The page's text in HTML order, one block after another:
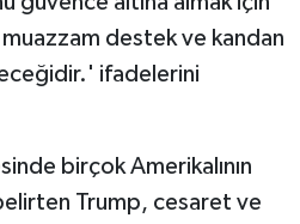
destek ve kandan
ifadelerini
birçok Amerikalının
Trump, cesaret ve